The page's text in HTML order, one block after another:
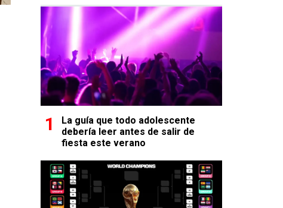
La guía que todo adolescente
debería leer antes de salir de
fiesta este verano